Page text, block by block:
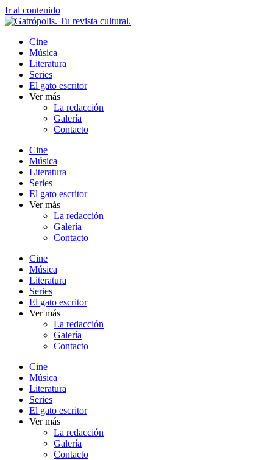
Ir al contenido
Cine
Música
Literatura
Series
El gato escritor
Ver más
La redacción
Galería
Contacto
Cine
Música
Literatura
Series
El gato escritor
Ver más
La redacción
Galería
Contacto
Cine
Música
Literatura
Series
El gato escritor
Ver más
La redacción
Galería
Contacto
Cine
Música
Literatura
Series
El gato escritor
Ver más
La redacción
Galería
Contacto